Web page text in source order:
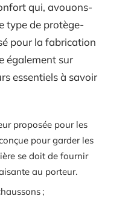
qui, avouons-
type de protège-
pour la fabrication
également sur
essentiels à savoir
proposée pour les
pour garder les
se doit de fournir
au porteur.
;